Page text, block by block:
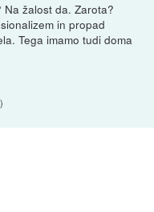
žalost da. Zarota?
in propad
Tega imamo tudi doma
)